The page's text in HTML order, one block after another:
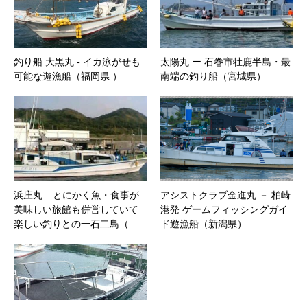
釣り船 大黒丸 ‐ イカ泳がせも
可能な遊漁船（福岡県 ）
太陽丸 ー 石巻市牡鹿半島・最
南端の釣り船（宮城県）
浜庄丸 – ​とにかく魚・食事が
美味しい旅館も併営していて
楽しい釣りとの一石二鳥（…
アシストクラブ金進丸 － 柏崎
港発 ゲームフィッシングガイ
ド遊漁船（新潟県）